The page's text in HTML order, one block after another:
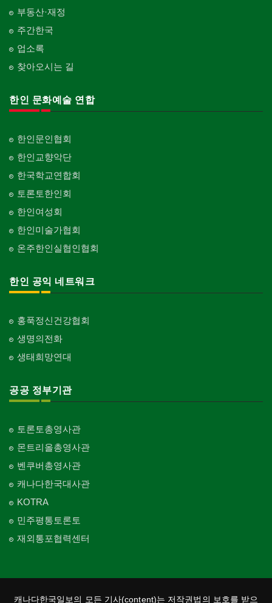
부동산·재정
주간한국
업소록
찾아오시는 길
한인 문화예술 연합
한인문인협회
한인교향악단
한국학교연합회
토론토한인회
한인여성회
한인미술가협회
온주한인실협인협회
한인 공익 네트워크
홍푹정신건강협회
생명의전화
생태희망연대
공공 정부기관
토론토총영사관
몬트리올총영사관
벤쿠버총영사관
캐나다한국대사관
KOTRA
민주평통토론토
재외통포협력센터
캐나다한국일보의 모든 기사(content)는 저작권법의 보호를 받으